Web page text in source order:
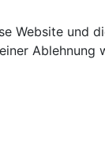
Website und
Ablehnung